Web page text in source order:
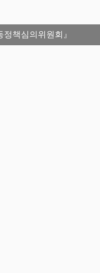
책심의위원회』